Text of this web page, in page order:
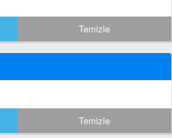
Temizle
Temizle